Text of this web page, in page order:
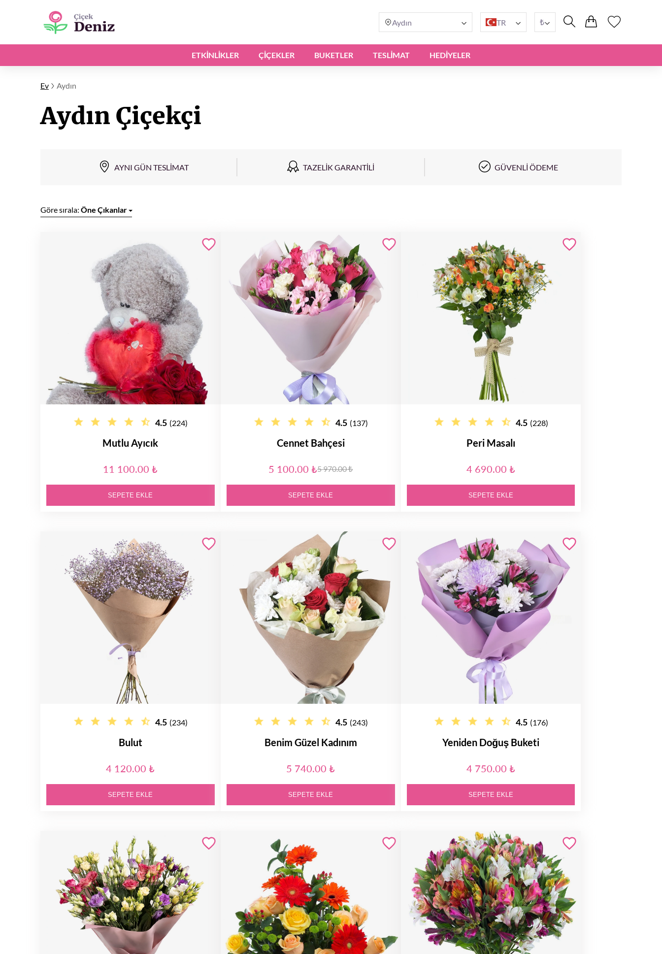
Aydın TR ₺
ETKINLIKLER ÇIÇEKLER BUKETLER TESLİMAT HEDIYELER
Ev Aydın
Aydın Çiçekçi
AYNI GÜN TESLIMAT TAZELIK GARANTILI GÜVENLI ÖDEME
Göre sırala: Öne Çıkanlar
4.5 (224)
Mutlu Ayıcık
11 100.00 ₺
SEPETE EKLE
4.5 (137)
Cennet Bahçesi
5 100.00 ₺5 970.00 ₺
SEPETE EKLE
4.5 (228)
Peri Masalı
4 690.00 ₺
SEPETE EKLE
4.5 (234)
Bulut
4 120.00 ₺
SEPETE EKLE
4.5 (243)
Benim Güzel Kadınım
5 740.00 ₺
SEPETE EKLE
4.5 (176)
Yeniden Doğuş Buketi
4 750.00 ₺
SEPETE EKLE